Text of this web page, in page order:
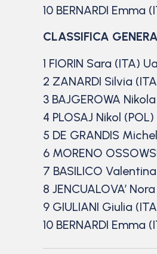
10 BERNARDI
CLASSIFICA
1 FIORIN Sara (ITA)
2 ZANARDI Silvia
3 BAJGEROWA
4 PLOSAJ Nikol
5 DE GRANDIS
6 MORENO
7 BASILICO
8 JENCUALOVA’
9 GIULIANI Giulia
10 BERNARDI